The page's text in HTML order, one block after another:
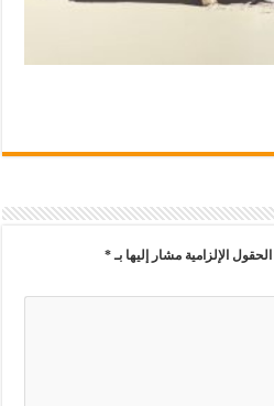
الحقول الإلزامية مشار إليها بـ*